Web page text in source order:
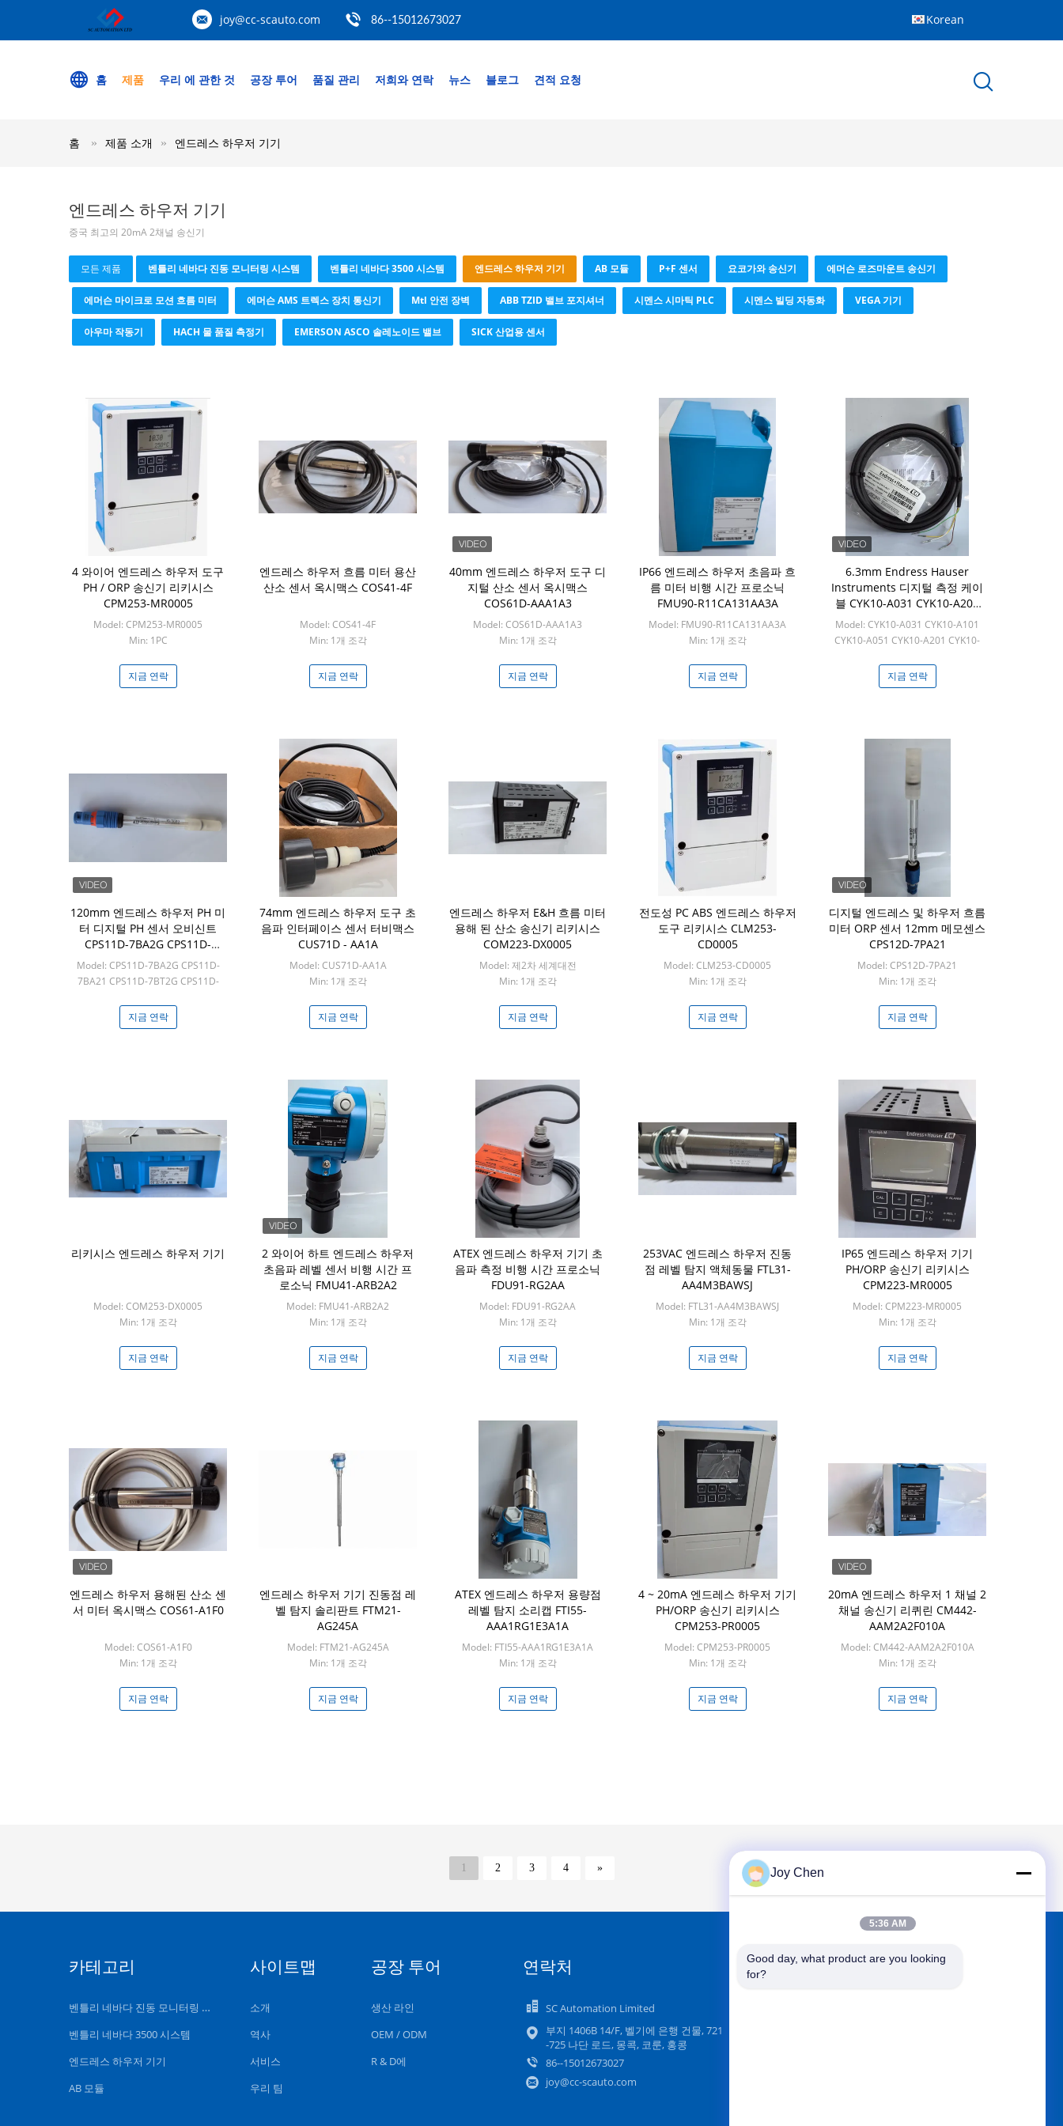
joy@cc-scauto.com 86--15012673027 Korean
홈 제품 우리 에 관한 것 공장 투어 품질 관리 저희와 연락 뉴스 블로그 견적 요청
홈 제품 소개 엔드레스 하우저 기기
엔드레스 하우저 기기
중국 최고의 20mA 2채널 송신기
모든 제품 벤틀리 네바다 진동 모니터링 시스템 벤틀리 네바다 3500 시스템 엔드레스 하우저 기기 AB 모듈 P+F 센서 요코가와 송신기 에머슨 로즈마운트 송신기
에머슨 마이크로 모션 흐름 미터 에머슨 AMS 트렉스 장치 통신기 Mtl 안전 장벽 ABB TZID 밸브 포지셔너 시멘스 시마틱 PLC 시멘스 빌딩 자동화 VEGA 기기
아우마 작동기 HACH 물 품질 측정기 EMERSON ASCO 솔레노이드 밸브 SICK 산업용 센서
4 와이어 엔드레스 하우저 도구
PH / ORP 송신기 리키시스
CPM253-MR0005
Model: CPM253-MR0005
Min: 1PC
지금 연락
엔드레스 하우저 흐름 미터 용산
산소 센서 옥시맥스 COS41-4F
Model: COS41-4F
Min: 1개 조각
지금 연락
40mm 엔드레스 하우저 도구 디
지털 산소 센서 옥시맥스
COS61D-AAA1A3
Model: COS61D-AAA1A3
Min: 1개 조각
지금 연락
IP66 엔드레스 하우저 초음파 흐
름 미터 비행 시간 프로소닉
FMU90-R11CA131AA3A
Model: FMU90-R11CA131AA3A
Min: 1개 조각
지금 연락
6.3mm Endress Hauser
Instruments 디지털 측정 케이
블 CYK10-A031 CYK10-A201
CYK10-E101
Model: CYK10-A031 CYK10-A101
CYK10-A051 CYK10-A201 CYK10-
Min: 1개 조각
지금 연락
120mm 엔드레스 하우저 PH 미
터 디지털 PH 센서 오비신트
CPS11D-7BA2G CPS11D-
7BA21
Model: CPS11D-7BA2G CPS11D-
7BA21 CPS11D-7BT2G CPS11D-
Min: 1개 조각
지금 연락
74mm 엔드레스 하우저 도구 초
음파 인터페이스 센서 터비맥스
CUS71D - AA1A
Model: CUS71D-AA1A
Min: 1개 조각
지금 연락
엔드레스 하우저 E&H 흐름 미터
용해 된 산소 송신기 리키시스
COM223-DX0005
Model: 제2차 세계대전
Min: 1개 조각
지금 연락
전도성 PC ABS 엔드레스 하우저
도구 리키시스 CLM253-
CD0005
Model: CLM253-CD0005
Min: 1개 조각
지금 연락
디지털 엔드레스 및 하우저 흐름
미터 ORP 센서 12mm 메모센스
CPS12D-7PA21
Model: CPS12D-7PA21
Min: 1개 조각
지금 연락
리키시스 엔드레스 하우저 기기
Model: COM253-DX0005
Min: 1개 조각
지금 연락
2 와이어 하트 엔드레스 하우저
초음파 레벨 센서 비행 시간 프
로소닉 FMU41-ARB2A2
Model: FMU41-ARB2A2
Min: 1개 조각
지금 연락
ATEX 엔드레스 하우저 기기 초
음파 측정 비행 시간 프로소닉
FDU91-RG2AA
Model: FDU91-RG2AA
Min: 1개 조각
지금 연락
253VAC 엔드레스 하우저 진동
점 레벨 탐지 액체동물 FTL31-
AA4M3BAWSJ
Model: FTL31-AA4M3BAWSJ
Min: 1개 조각
지금 연락
IP65 엔드레스 하우저 기기
PH/ORP 송신기 리키시스
CPM223-MR0005
Model: CPM223-MR0005
Min: 1개 조각
지금 연락
엔드레스 하우저 용해된 산소 센
서 미터 옥시맥스 COS61-A1F0
Model: COS61-A1F0
Min: 1개 조각
지금 연락
엔드레스 하우저 기기 진동점 레
벨 탐지 솔리판트 FTM21-
AG245A
Model: FTM21-AG245A
Min: 1개 조각
지금 연락
ATEX 엔드레스 하우저 용량점
레벨 탐지 소리캡 FTI55-
AAA1RG1E3A1A
Model: FTI55-AAA1RG1E3A1A
Min: 1개 조각
지금 연락
4 ~ 20mA 엔드레스 하우저 기기
PH/ORP 송신기 리키시스
CPM253-PR0005
Model: CPM253-PR0005
Min: 1개 조각
지금 연락
20mA 엔드레스 하우저 1 채널 2
채널 송신기 리퀴린 CM442-
AAM2A2F010A
Model: CM442-AAM2A2F010A
Min: 1개 조각
지금 연락
1 2 3 4 »
카테고리
벤틀리 네바다 진동 모니터링 시스템
벤틀리 네바다 3500 시스템
엔드레스 하우저 기기
AB 모듈
사이트맵
소개
역사
서비스
우리 팀
공장 투어
생산 라인
OEM / ODM
R & D에
연락처
SC Automation Limited
부지 1406B 14/F, 벨기에 은행 건물, 721
-725 나단 로드, 몽콕, 코룬, 홍콩
86--15012673027
joy@cc-scauto.com
에서 찾아주세요
Joy Chen
5:36 AM
Good day, what product are you looking
for?